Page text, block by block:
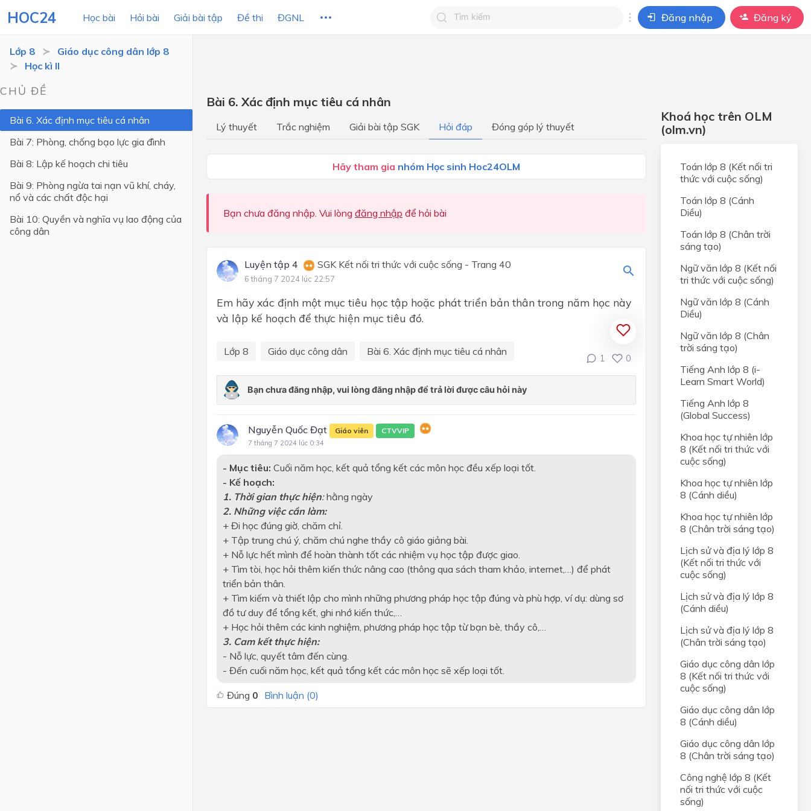
HOC24 Học bài Hỏi bài Giải bài tập Đề thi ĐGNL Đăng nhập Đăng ký
Lớp 12
Lớp 11
Lớp 10
Lớp 9
Lớp 8
Lớp 7
Học kì I
Học kì I
Học kì II
Lớp 8
Giáo dục công dân lớp 8
Học kì II
CHỦ ĐỀ
Bài 6. Xác định mục tiêu cá nhân
Bài 7: Phòng, chống bạo lực gia đình
Bài 8: Lập kế hoạch chi tiêu
Bài 9: Phòng ngừa tai nạn vũ khí, cháy,
nổ và các chất độc hại
Bài 10: Quyền và nghĩa vụ lao động của
công dân
Bài 6. Xác định mục tiêu cá nhân
Lý thuyết Trắc nghiệm Giải bài tập SGK Hỏi đáp Đóng góp lý thuyết
Hãy tham gia nhóm Học sinh Hoc24OLM
Bạn chưa đăng nhập. Vui lòng đăng nhập để hỏi bài
Luyện tập 4 SGK Kết nối tri thức với cuộc sống - Trang 40
6 tháng 7 2024 lúc 22:57
Em hãy xác định một mục tiêu học tập hoặc phát triển bản thân trong năm học này
và lập kế hoạch để thực hiện mục tiêu đó.
Lớp 8 Giáo dục công dân Bài 6. Xác định mục tiêu cá nhân
1 0
Nguyễn Quốc Đạt Giáo viên CTVVIP
7 tháng 7 2024 lúc 0:34
- Mục tiêu: Cuối năm học, kết quả tổng kết các môn học đều xếp loại tốt.
- Kế hoạch:
1. Thời gian thực hiện:hằng ngày
2. Những việc cần làm:
+ Đi học đúng giờ, chăm chỉ.
+ Tập trung chú ý, chăm chú nghe thầy cô giáo giảng bài.
+ Nỗ lực hết mình để hoàn thành tốt các nhiệm vụ học tập được giao.
+ Tìm tòi, học hỏi thêm kiến thức nâng cao (thông qua sách tham khảo, internet,…) để phát
triển bản thân.
+ Tìm kiếm và thiết lập cho mình những phương pháp học tập đúng và phù hợp, ví dụ: dùng sơ
đồ tư duy để tổng kết, ghi nhớ kiến thức,…
+ Học hỏi thêm các kinh nghiệm, phương pháp học tập từ bạn bè, thầy cô,…
3. Cam kết thực hiện:
- Nỗ lực, quyết tâm đến cùng.
- Đến cuối năm học, kết quả tổng kết các môn học sẽ xếp loại tốt.
Đúng 0 Bình luận (0)
Khoá học trên OLM
(olm.vn)
Toán lớp 8 (Kết nối tri
thức với cuộc sống)
Toán lớp 8 (Cánh
Diều)
Toán lớp 8 (Chân trời
sáng tạo)
Ngữ văn lớp 8 (Kết nối
tri thức với cuộc sống)
Ngữ văn lớp 8 (Cánh
Diều)
Ngữ văn lớp 8 (Chân
trời sáng tạo)
Tiếng Anh lớp 8 (i-
Learn Smart World)
Tiếng Anh lớp 8
(Global Success)
Khoa học tự nhiên lớp
8 (Kết nối tri thức với
cuộc sống)
Khoa học tự nhiên lớp
8 (Cánh diều)
Khoa học tự nhiên lớp
8 (Chân trời sáng tạo)
Lịch sử và địa lý lớp 8
(Kết nối tri thức với
cuộc sống)
Lịch sử và địa lý lớp 8
(Cánh diều)
Lịch sử và địa lý lớp 8
(Chân trời sáng tạo)
Giáo dục công dân lớp
8 (Kết nối tri thức với
cuộc sống)
Giáo dục công dân lớp
8 (Cánh diều)
Giáo dục công dân lớp
8 (Chân trời sáng tạo)
Công nghệ lớp 8 (Kết
nối tri thức với cuộc
sống)